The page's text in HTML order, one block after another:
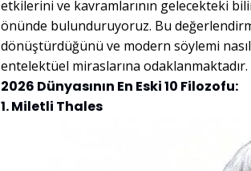
etkilerini ve kavramlarının gelecekteki
önünde bulunduruyoruz. Bu
dönüştürdüğünü ve modern söylemi
entelektüel miraslarına odaklanmaktadır.
2026 Dünyasının En Eski 10 Filozofu:
1. Miletli Thales